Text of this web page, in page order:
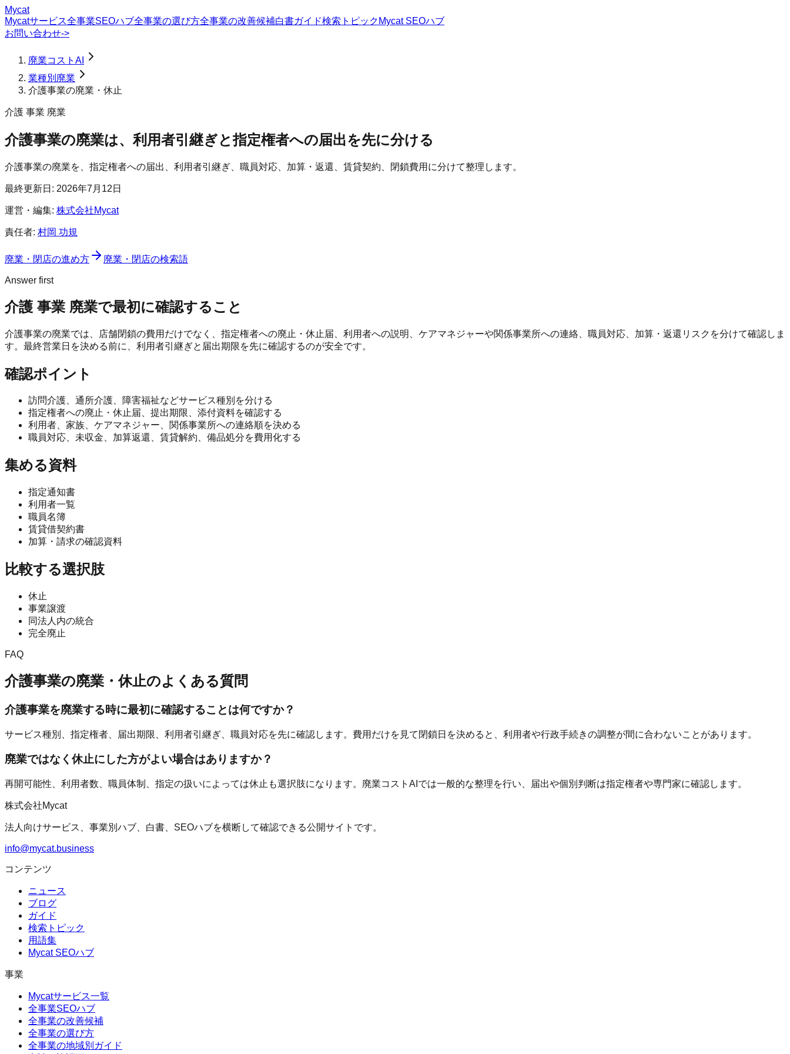
Mycat
Mycatサービス全事業SEOハブ全事業の選び方全事業の改善候補白書ガイド検索トピック Mycat SEOハブ
お問い合わせ->
廃業コストAI
業種別廃業
介護事業の廃業・休止
介護 事業 廃業
介護事業の廃業は、利用者引継ぎと指定権者への届出を先に分ける
介護事業の廃業を、指定権者への届出、利用者引継ぎ、職員対応、加算・返還、賃貸契約、閉鎖費用に分けて整理します。
最終更新日: 2026年7月12日
運営・編集: 株式会社Mycat
責任者: 村岡 功規
廃業・閉店の進め方 廃業・閉店の検索語
Answer first
介護 事業 廃業で最初に確認すること
介護事業の廃業では、店舗閉鎖の費用だけでなく、指定権者への廃止・休止届、利用者への説明、ケアマネジャーや関係事業所への連絡、職員対応、加算・返還リスクを分けて確認しま
す。最終営業日を決める前に、利用者引継ぎと届出期限を先に確認するのが安全です。
確認ポイント
訪問介護、通所介護、障害福祉などサービス種別を分ける
指定権者への廃止・休止届、提出期限、添付資料を確認する
利用者、家族、ケアマネジャー、関係事業所への連絡順を決める
職員対応、未収金、加算返還、賃貸解約、備品処分を費用化する
集める資料
指定通知書
利用者一覧
職員名簿
賃貸借契約書
加算・請求の確認資料
比較する選択肢
休止
事業譲渡
同法人内の統合
完全廃止
FAQ
介護事業の廃業・休止のよくある質問
介護事業を廃業する時に最初に確認することは何ですか？
サービス種別、指定権者、届出期限、利用者引継ぎ、職員対応を先に確認します。費用だけを見て閉鎖日を決めると、利用者や行政手続きの調整が間に合わないことがあります。
廃業ではなく休止にした方がよい場合はありますか？
再開可能性、利用者数、職員体制、指定の扱いによっては休止も選択肢になります。廃業コストAIでは一般的な整理を行い、届出や個別判断は指定権者や専門家に確認します。
株式会社Mycat
法人向けサービス、事業別ハブ、白書、SEOハブを横断して確認できる公開サイトです。
info@mycat.business
コンテンツ
ニュース
ブログ
ガイド
検索トピック
用語集
Mycat SEOハブ
事業
Mycatサービス一覧
全事業SEOハブ
全事業の改善候補
全事業の選び方
全事業の地域別ガイド